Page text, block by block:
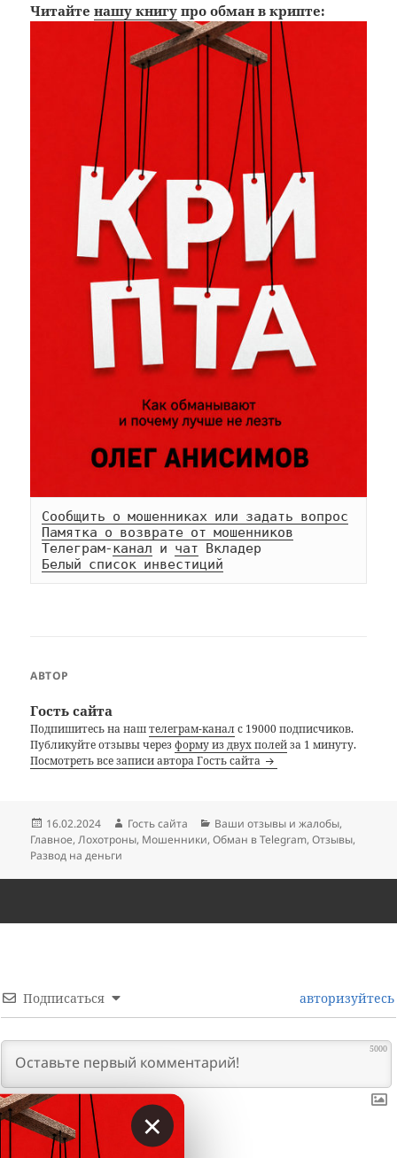
Читайтенашу книгу про обман в крипте:
Сообщить о мошенниках или задать вопрос
Памятка о возврате от мошенников
Телеграм-канал и чат
Белый список инвестиций
АВТОР
Гость сайта
Подпишитесь на наштелеграм-каналс 19000 подписчиков.
Публикуйте отзывы черезформу из двух полейза 1 минуту.
Посмотреть все записи автора Гость сайта
Опубликовано
16.02.2024 Автор
Гость сайта Рубрики
Ваши отзывы и жалобы,
Главное,Лохотроны, Мошенники,Обман в Telegram,Отзывы,
Развод на деньги
Подписаться авторизуйтесь
5000
×